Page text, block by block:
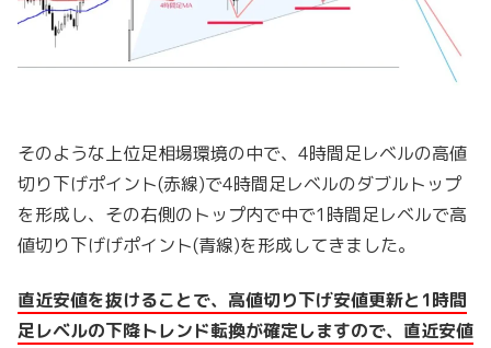
そのような上位足相場環境の中で、4時間足レベルの高値
切り下げポイント(赤線)で4時間足レベルのダブルトップ
を形成し、その右側のトップ内で中で1時間足レベルで高
値切り下げげポイント(青線)を形成してきました。
直近安値を抜けることで、高値切り下げ安値更新と1時間
足レベルの下降トレンド転換が確定しますので、直近安値